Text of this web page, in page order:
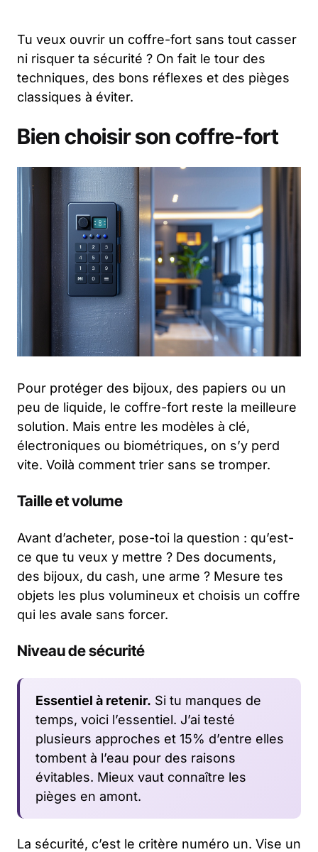
Tu veux ouvrir un coffre-fort sans tout casser
ni risquer ta sécurité ? On fait le tour des
techniques, des bons réflexes et des pièges
classiques à éviter.
Bien choisir son coffre-fort
Pour protéger des bijoux, des papiers ou un
peu de liquide, le coffre-fort reste la meilleure
solution. Mais entre les modèles à clé,
électroniques ou biométriques, on s’y perd
vite. Voilà comment trier sans se tromper.
Taille et volume
Avant d’acheter, pose-toi la question : qu’est-
ce que tu veux y mettre ? Des documents,
des bijoux, du cash, une arme ? Mesure tes
objets les plus volumineux et choisis un coffre
qui les avale sans forcer.
Niveau de sécurité
Essentiel à retenir. Si tu manques de
temps, voici l’essentiel. J’ai testé
plusieurs approches et 15% d’entre elles
tombent à l’eau pour des raisons
évitables. Mieux vaut connaître les
pièges en amont.
La sécurité, c’est le critère numéro un. Vise un